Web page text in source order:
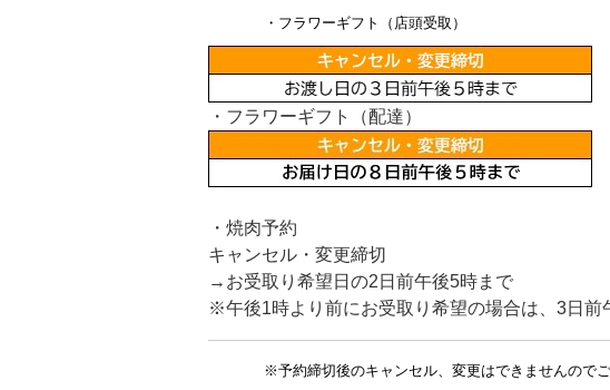
・フラワーギフト（店頭受取）
・フラワーギフト（配達）
・焼肉予約
キャンセル・変更締切
→お受取り希望日の2日前午後5時まで
※午後1時より前にお受取り希望の場合は、3日前
※予約締切後のキャンセル、変更はできませんのでご